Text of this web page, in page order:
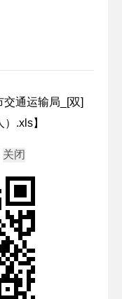
通运输局_[双]
）.xls】